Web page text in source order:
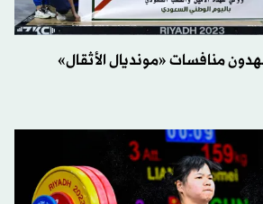
منافسات «مونديال الأثقال»